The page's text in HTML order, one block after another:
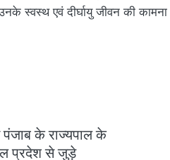
स्वस्थ एवं दीर्घायु जीवन की कामना
पंजाब के राज्यपाल के
प्रदेश से जुड़े